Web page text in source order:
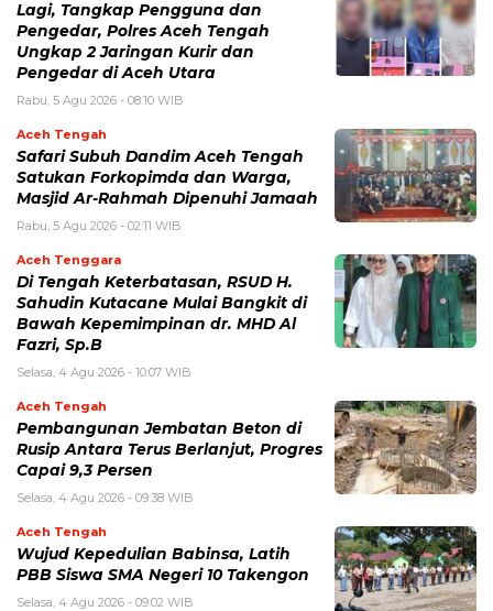
Lagi, Tangkap Pengguna dan
Pengedar, Polres Aceh Tengah
Ungkap 2 Jaringan Kurir dan
Pengedar di Aceh Utara
Rabu, 5 Agu 2026 - 08:10 WIB
Aceh Tengah
Safari Subuh Dandim Aceh Tengah
Satukan Forkopimda dan Warga,
Masjid Ar-Rahmah Dipenuhi Jamaah
Rabu, 5 Agu 2026 - 02:11 WIB
Aceh Tenggara
Di Tengah Keterbatasan, RSUD H.
Sahudin Kutacane Mulai Bangkit di
Bawah Kepemimpinan dr. MHD Al
Fazri, Sp.B
Selasa, 4 Agu 2026 - 10:07 WIB
Aceh Tengah
‎Pembangunan Jembatan Beton di
Rusip Antara Terus Berlanjut, Progres
Capai 9,3 Persen
Selasa, 4 Agu 2026 - 09:38 WIB
Aceh Tengah
Wujud Kepedulian Babinsa, Latih
PBB Siswa SMA Negeri 10 Takengon
Selasa, 4 Agu 2026 - 09:02 WIB